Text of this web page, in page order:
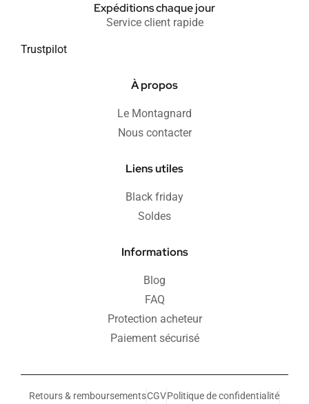
Expéditions chaque jour
Service client rapide
Trustpilot
À propos
Le Montagnard
Nous contacter
Liens utiles
Black friday
Soldes
Informations
Blog
FAQ
Protection acheteur
Paiement sécurisé
Retours & remboursementsCGVPolitique de confidentialité